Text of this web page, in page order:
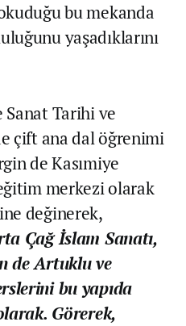
bu mekanda
yaşadıklarını
Tarihi ve
çift ana dal öğrenimi
de Kasımiye
merkezi olarak
değinerek,
Çağ İslam Sanatı,
de Artuklu ve
bu yapıda
Görerek,